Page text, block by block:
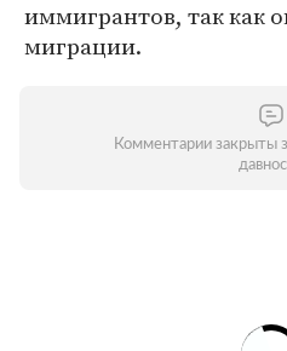
иммигрантов, так как
миграции.
Комментарии закрыты